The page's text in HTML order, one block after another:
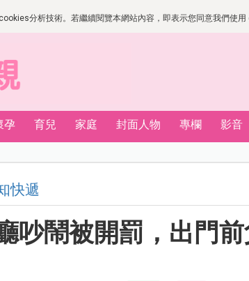
分析技術。若繼續閱覽本網站內容，即表示您同意我們使
孕 育兒 家庭 封面人物 專欄 影音
快遞
吵鬧被開罰，出門